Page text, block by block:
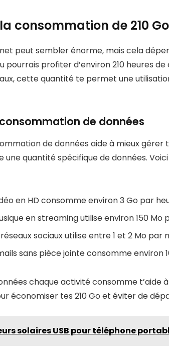
consommation de 210 Go
peut sembler énorme, mais cela
pourrais profiter d’environ 210 heures
cette quantité te permet une
de données
de données aide à mieux
une quantité spécifique de données.
en HD consomme environ 3 Go par
en streaming utilise environ 150 Mo
sociaux utilise entre 1 et 2 Mo par
sans pièce jointe consomme environ
chaque activité consomme t’aide
économiser tes 210 Go et éviter de
solaires USB pour téléphone